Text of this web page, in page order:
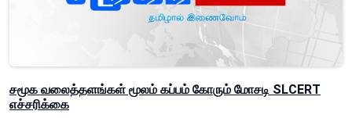
சமூக வலைத்தளங்கள் மூலம் கப்பம் கோரும் மோசடி SLCERT
எச்சரிக்கை